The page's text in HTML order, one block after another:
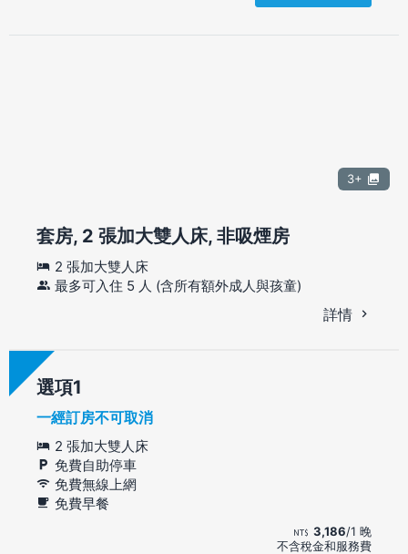
3+
套房, 2 張加大雙人床, 非吸煙房
2 張加大雙人床
最多可入住 5 人 (含所有額外成人與孩童)
詳情
選項
一經訂房不可取消
2 張加大雙人床
免費自助停車
免費無線上網
免費早餐
3,186/1 晚
不含稅金和服務費